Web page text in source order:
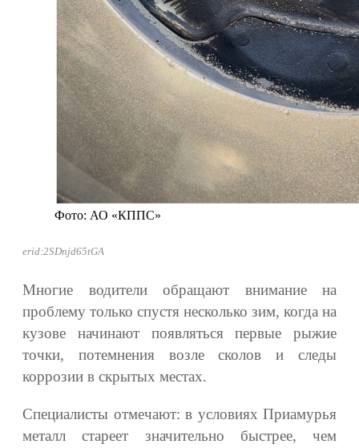
Фото: АО «КППС»
erid:2SDnjd65tGA
Многие водители обращают внимание на
проблему только спустя несколько зим, когда на
кузове начинают появляться первые рыжие
точки, потемнения возле сколов и следы
коррозии в скрытых местах.
Специалисты отмечают: в условиях Приамурья
металл стареет значительно быстрее, чем